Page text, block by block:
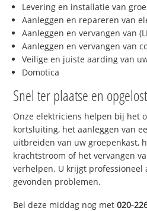
Levering en installatie van
Aanleggen en repareren van
Aanleggen en vervangen van
Aanleggen en vervangen van
Veilige en juiste aarding van
Domotica
Snel ter plaatse en opgelost
Onze elektriciens helpen bij het
kortsluiting, het aanleggen van
uitbreiden van uw groepenkast,
krachtstroom of het vervangen
verhelpen. U krijgt professioneel
gevonden problemen.
Bel deze middag nog met020-